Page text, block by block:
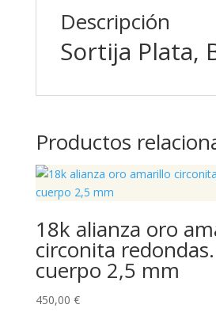
Descripción
Sortija Plata,
Productos
18k alianza oro
circonita
cuerpo 2,5 mm
450,00 €